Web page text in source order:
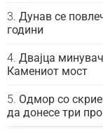
Дунав се
години
Двајца
Камениот мост
Одмор со
да донесе три